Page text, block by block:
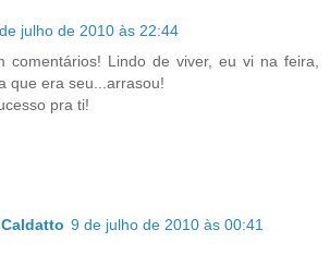
julho de 2010 às 22:44
comentários! Lindo de viver, eu vi na feira,
que era seu...arrasou!
pra ti!
9 de julho de 2010 às 00:41